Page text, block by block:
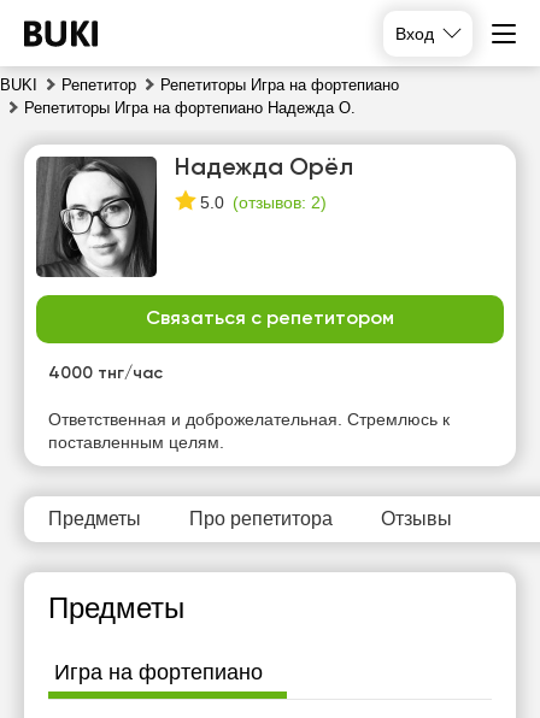
Вход
BUKI Репетитор
Репетиторы Игра на фортепиано
Репетиторы Игра на фортепиано Надежда О.
Надежда Орёл
5.0 (отзывов: 2)
Связаться с репетитором
4000 тнг/час
Ответственная и доброжелательная. Стремлюсь к
поставленным целям.
Предметы Про репетитора Отзывы
Предметы
Игра на фортепиано
сб
вс
Нет
свободных
15:00
15:30
16:00
17:00
18:00
14:00
14:30
15:00
17:00
Нет